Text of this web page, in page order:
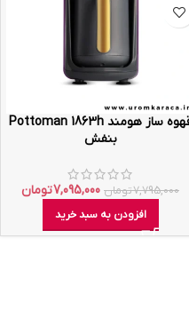
قهوه ساز هومند Pottoman 1863h
بنفش
7,795,000تومان 7,095,000تومان
افزودن به سبد خرید